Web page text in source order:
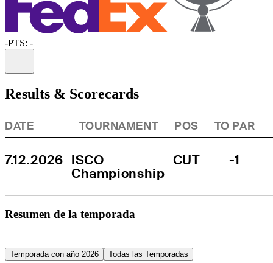
-PTS: -
Results & Scorecards
DATE TOURNAMENT POS TO PAR
7.12.2026 ISCO
Championship
CUT -1
Resumen de la temporada
Temporada con año 2026 Todas las Temporadas